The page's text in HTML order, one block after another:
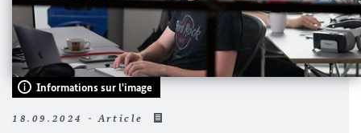
Informations sur l'image
18.09.2024 - Article